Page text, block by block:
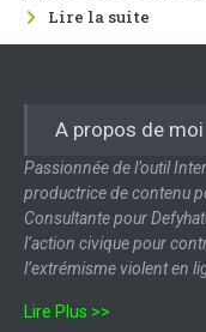
Lire la suite
A propos de moi
Passionnée de l’outil
productrice de contenu
Consultante pour
l’action civique pour
l’extrémisme violent en
Lire Plus >>